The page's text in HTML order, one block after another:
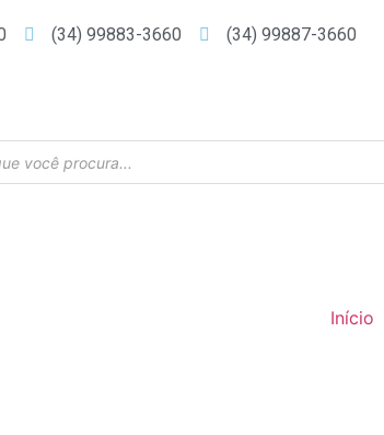
(34) 99883-3660 (34) 99887-3660
Início